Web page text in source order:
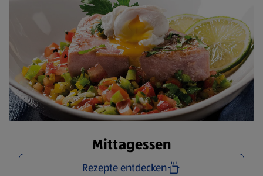
Mittagessen
Rezepte entdecken